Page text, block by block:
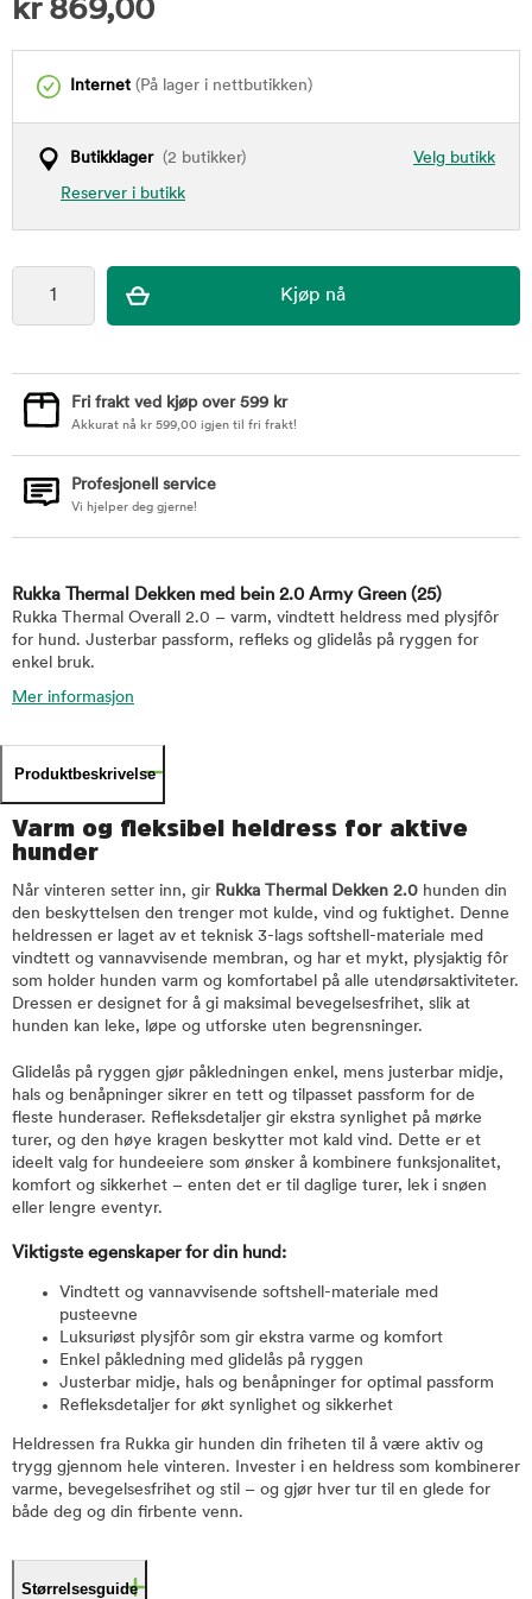
kr 869,00
Internet (På lager i nettbutikken)
Velg butikk
Butikklager(2 butikker)
Reserver i butikk
Fri frakt ved kjøp over 599 kr
Akkurat nå kr 599,00 igjen til fri frakt!
Profesjonell service
Vi hjelper deg gjerne!
Rukka Thermal Dekken med bein 2.0 Army Green (25)
Rukka Thermal Overall 2.0 – varm, vindtett heldress med plysjfôr
for hund. Justerbar passform, refleks og glidelås på ryggen for
enkel bruk.
Mer informasjon
Produktbeskrivelse
Varm og fleksibel heldress for aktive
hunder
Når vinteren setter inn, gir Rukka Thermal Dekken 2.0 hunden din
den beskyttelsen den trenger mot kulde, vind og fuktighet. Denne
heldressen er laget av et teknisk 3-lags softshell-materiale med
vindtett og vannavvisende membran, og har et mykt, plysjaktig fôr
som holder hunden varm og komfortabel på alle utendørsaktiviteter.
Dressen er designet for å gi maksimal bevegelsesfrihet, slik at
hunden kan leke, løpe og utforske uten begrensninger.
Glidelås på ryggen gjør påkledningen enkel, mens justerbar midje,
hals og benåpninger sikrer en tett og tilpasset passform for de
fleste hunderaser. Refleksdetaljer gir ekstra synlighet på mørke
turer, og den høye kragen beskytter mot kald vind. Dette er et
ideelt valg for hundeeiere som ønsker å kombinere funksjonalitet,
komfort og sikkerhet – enten det er til daglige turer, lek i snøen
eller lengre eventyr.
Viktigste egenskaper for din hund:
Vindtett og vannavvisende softshell-materiale med
pusteevne
Luksuriøst plysjfôr som gir ekstra varme og komfort
Enkel påkledning med glidelås på ryggen
Justerbar midje, hals og benåpninger for optimal passform
Refleksdetaljer for økt synlighet og sikkerhet
Heldressen fra Rukka gir hunden din friheten til å være aktiv og
trygg gjennom hele vinteren. Invester i en heldress som kombinerer
varme, bevegelsesfrihet og stil – og gjør hver tur til en glede for
både deg og din firbente venn.
Størrelsesguide